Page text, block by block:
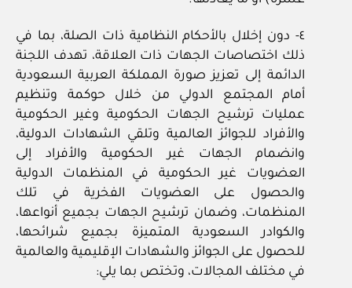
٤- دون إخلال بالأحكام النظامية ذات الصلة، بما في
ذلك اختصاصات الجهات ذات العلاقة، تهدف اللجنة
الدائمة إلى تعزيز صورة المملكة العربية السعودية
أمام المجتمع الدولي من خلال حوكمة وتنظيم
عمليات ترشيح الجهات الحكومية وغير الحكومية
والأفراد للجوائز العالمية وتلقي الشهادات الدولية،
وانضمام الجهات غير الحكومية والأفراد إلى
العضويات غير الحكومية في المنظمات الدولية
والحصول على العضويات الفخرية في تلك
المنظمات، وضمان ترشيح الجهات بجميع أنواعها،
والكوادر السعودية المتميزة بجميع شرائحها،
للحصول على الجوائز والشهادات الإقليمية والعالمية
في مختلف المجالات، وتختص بما يلي: